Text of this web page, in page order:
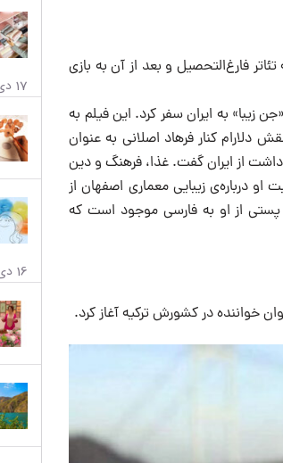
از دانشگاه آنادولو در رشته تئاتر فارغ‌التحصیل و بعد از آن به بازی
«جن زیبا» به ایران سفر کرد. این فیلم به
دلارام کنار فرهاد اصلانی به عنوان
داشت از ایران گفت. غذا، فرهنگ و دین
درباره‌ی زیبایی معماری اصفهان از
از او به فارسی موجود است که
17 دی,1404
16 دی,1404